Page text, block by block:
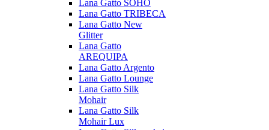
Lana Gatto SOHO
Lana Gatto TRIBECA
Lana Gatto New
Glitter
Lana Gatto
AREQUIPA
Lana Gatto Argento
Lana Gatto Lounge
Lana Gatto Silk
Mohair
Lana Gatto Silk
Mohair Lux